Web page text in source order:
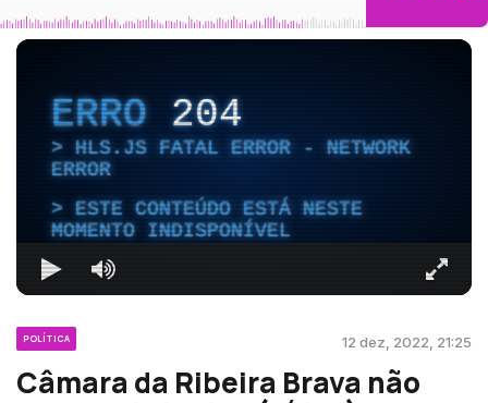
ERRO204
HLS.JS FATAL ERROR - NETWORK
ERROR
ESTE CONTEÚDO ESTÁ NESTE
MOMENTO INDISPONÍVEL
POLÍTICA 12 dez, 2022, 21:25
Câmara da Ribeira Brava não